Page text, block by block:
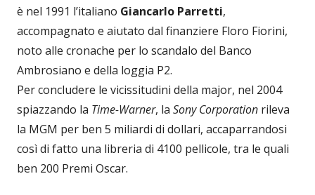
è nel 1991 l’italiano Giancarlo Parretti,
accompagnato e aiutato dal finanziere Floro Fiorini,
noto alle cronache per lo scandalo del Banco
Ambrosiano e della loggia P2.
Per concludere le vicissitudini della major, nel 2004
spiazzando la Time-Warner, la Sony Corporation rileva
la MGM per ben 5 miliardi di dollari, accaparrandosi
così di fatto una libreria di 4100 pellicole, tra le quali
ben 200 Premi Oscar.